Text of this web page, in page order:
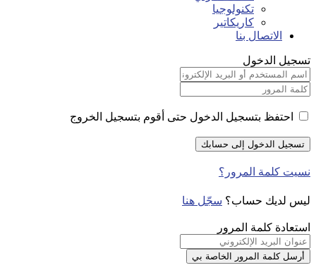
تكنولوجيا
كاريكاتير
الاتصال بنا
تسجيل الدخول
احتفظ بتسجيل الدخول حتى أقوم بتسجيل الخروج
نسيت كلمة المرور؟
ليس لديك حساب؟ سجّل هنا
استعادة كلمة المرور